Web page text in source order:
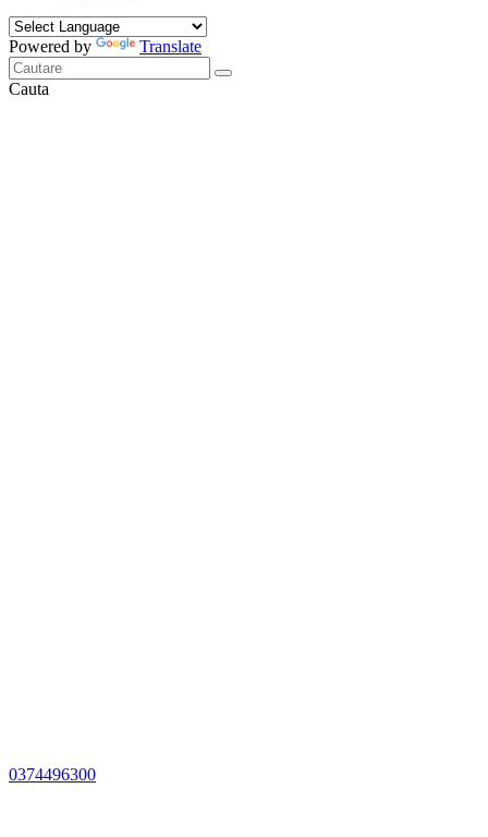
Powered by Translate
Cauta
0374496300